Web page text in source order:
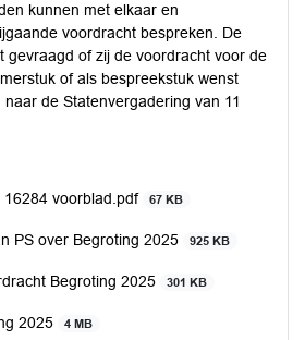
kunnen met elkaar en
voordracht bespreken. De
gevraagd of zij de voordracht voor de
of als bespreekstuk wenst
de Statenvergadering van 11
16284 voorblad.pdf
67 KB
PS over Begroting 2025 925 KB
Begroting 2025 301 KB
2025 4 MB